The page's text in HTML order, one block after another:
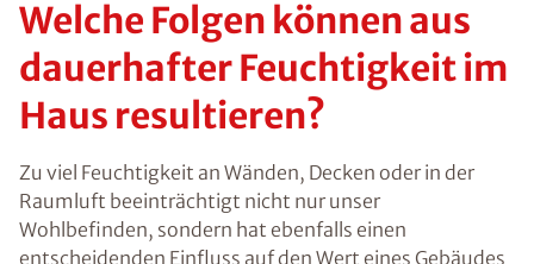
Welche Folgen können
aus dauerhafter
resultieren?
Zu viel Feuchtigkeit an Wänden, Decken oder in